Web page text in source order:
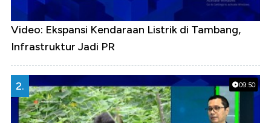
Video: Ekspansi Kendaraan Listrik di Tambang,
Infrastruktur Jadi PR
09:50
2.